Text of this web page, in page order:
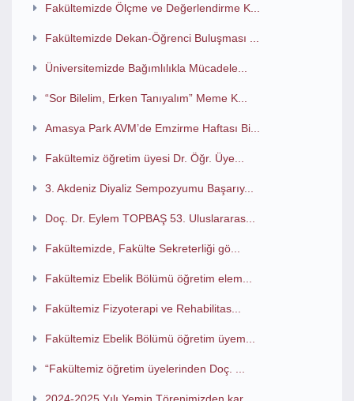
Fakültemizde Ölçme ve Değerlendirme K...
Fakültemizde Dekan-Öğrenci Buluşması ...
Üniversitemizde Bağımlılıkla Mücadele...
“Sor Bilelim, Erken Tanıyalım” Meme K...
Amasya Park AVM’de Emzirme Haftası Bi...
Fakültemiz öğretim üyesi Dr. Öğr. Üye...
3. Akdeniz Diyaliz Sempozyumu Başarıy...
Doç. Dr. Eylem TOPBAŞ 53. Uluslararas...
Fakültemizde, Fakülte Sekreterliği gö...
Fakültemiz Ebelik Bölümü öğretim elem...
Fakültemiz Fizyoterapi ve Rehabilitas...
Fakültemiz Ebelik Bölümü öğretim üyem...
“Fakültemiz öğretim üyelerinden Doç. ...